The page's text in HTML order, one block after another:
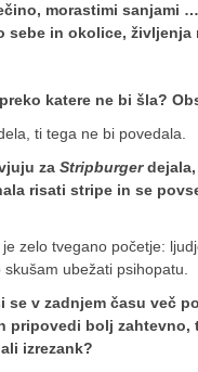
morastimi sanjami
sebe in okolice, življenja
katere ne bi šla?
ti tega ne bi povedala.
za Stripburgerdejala,
risati stripe in se
zelo tvegano početje:
ubežati psihopatu.
se v zadnjem času več
pripovedi bolj zahtevno,
izrezank?